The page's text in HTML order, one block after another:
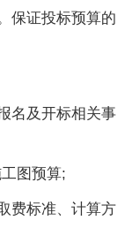
证投标预算的
及开标相关事
图预算;
标准、计算方